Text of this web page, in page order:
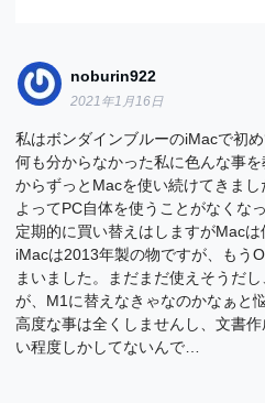
noburin922
2021年1月16日
私はボンダインブルーのiMacで初
何も分からなかった私に色んな事
からずっとMacを使い続けてきま
よってPC自体を使うことがなくな
定期的に買い替えはしますがMac
iMacは2013年製の物ですが、もう
まいました。まだまだ使えそうだ
が、M1に替えなきゃなのかなぁと
高度な事は全くしませんし、文書
い程度しかしてないんで…